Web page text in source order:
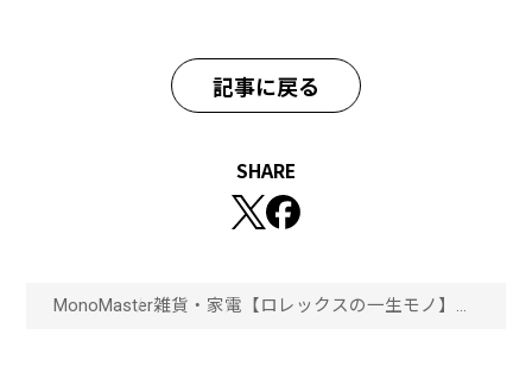
記事に戻る
SHARE
MonoMaster雑貨・家電 【ロレックスの一生モノ】王